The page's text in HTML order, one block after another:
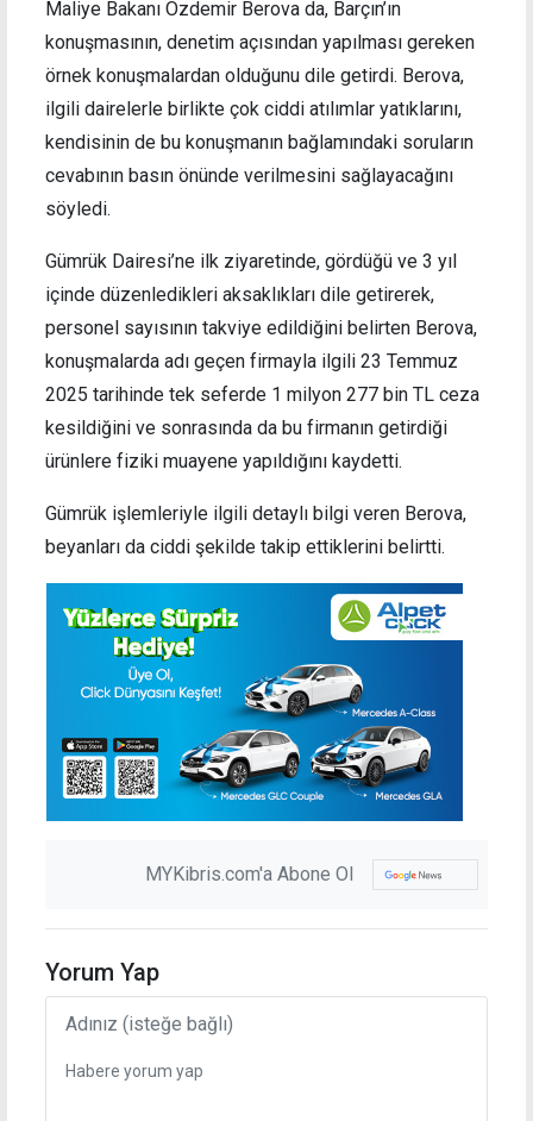
Maliye Bakanı Özdemir Berova da, Barçın’ın
konuşmasının, denetim açısından yapılması gereken
örnek konuşmalardan olduğunu dile getirdi. Berova,
ilgili dairelerle birlikte çok ciddi atılımlar yatıklarını,
kendisinin de bu konuşmanın bağlamındaki soruların
cevabının basın önünde verilmesini sağlayacağını
söyledi.
Gümrük Dairesi’ne ilk ziyaretinde, gördüğü ve 3 yıl
içinde düzenledikleri aksaklıkları dile getirerek,
personel sayısının takviye edildiğini belirten Berova,
konuşmalarda adı geçen firmayla ilgili 23 Temmuz
2025 tarihinde tek seferde 1 milyon 277 bin TL ceza
kesildiğini ve sonrasında da bu firmanın getirdiği
ürünlere fiziki muayene yapıldığını kaydetti.
Gümrük işlemleriyle ilgili detaylı bilgi veren Berova,
beyanları da ciddi şekilde takip ettiklerini belirtti.
MYKibris.com'a Abone Ol
Yorum Yap